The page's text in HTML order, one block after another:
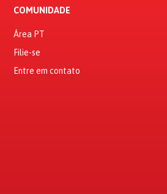
COMUNIDADE
Área PT
Filie-se
Entre em contato